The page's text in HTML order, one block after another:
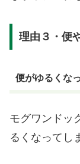
理由３・便
便がゆるくな
モグワンドッ
るくなってし